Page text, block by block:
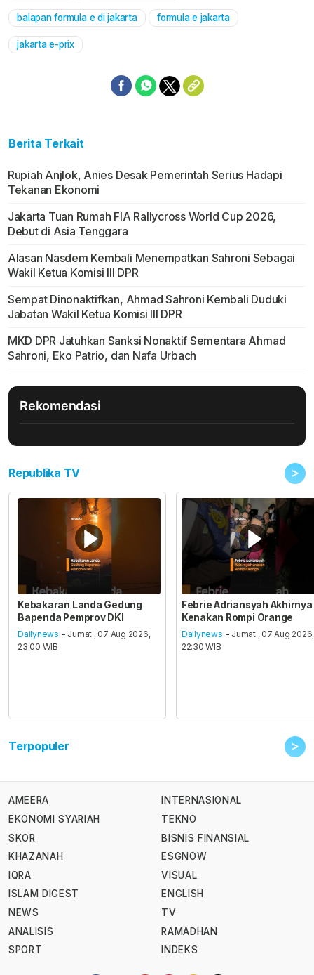
balapan formula e di jakarta formula e jakarta
jakarta e-prix
Berita Terkait
Rupiah Anjlok, Anies Desak Pemerintah Serius Hadapi
Tekanan Ekonomi
Jakarta Tuan Rumah FIA Rallycross World Cup 2026,
Debut di Asia Tenggara
Alasan Nasdem Kembali Menempatkan Sahroni Sebagai
Wakil Ketua Komisi III DPR
Sempat Dinonaktifkan, Ahmad Sahroni Kembali Duduki
Jabatan Wakil Ketua Komisi III DPR
MKD DPR Jatuhkan Sanksi Nonaktif Sementara Ahmad
Sahroni, Eko Patrio, dan Nafa Urbach
Rekomendasi
Republika TV >
Kebakaran Landa Gedung
Bapenda Pemprov DKI
Dailynews - Jumat , 07 Aug 2026,
23:00 WIB
Febrie Adriansyah Akhirnya
Kenakan Rompi Orange
Dailynews - Jumat , 07 Aug 2026,
22:30 WIB
Terpopuler >
AMEERA
EKONOMI SYARIAH
SKOR
KHAZANAH
IQRA
ISLAM DIGEST
NEWS
ANALISIS
SPORT
INTERNASIONAL
TEKNO
BISNIS FINANSIAL
ESGNOW
VISUAL
ENGLISH
TV
RAMADHAN
INDEKS